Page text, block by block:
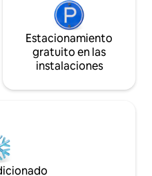
en
de
en
pero
y
con
congelador,
eléctrica,
cafetera
plancha y tendedero. Una amplia
acristalada con
espacio para
ofrecen al
Estacionamiento
gratuito en las
instalaciones